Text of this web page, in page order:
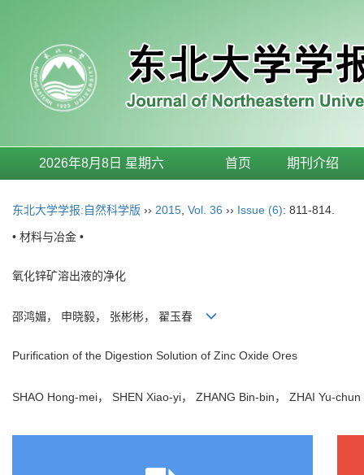
2026年8月8日 星期六 首页 期刊介绍
东北大学学报:自然科学版 ›› 2015 Vol. 36 ›› Issue (6): 811-814.
• 材料与冶金 •
氧化锌矿溶出液的净化
邵鸿媚， 申晓毅， 张彬彬， 翟玉春
Purification of the Digestion Solution of Zinc Oxide Ores
SHAO Hong-mei， SHEN Xiao-yi， ZHANG Bin-bin， ZHAI Yu-